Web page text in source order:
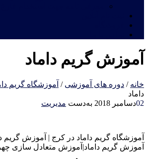
آموزش گریم داماد
خانه / دوره های آموزشی / آموزشگاه گریم
داماد
02دسامبر 2018 به‌دست مدیریت
آموزشگاه گریم داماد در کرج | آموزش گریم
آموزش گریم داماد|آموزش متعادل سازی